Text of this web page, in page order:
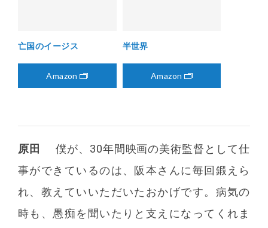
亡国のイージス
Amazon
半世界
Amazon
原田
僕が、30年間映画の美術監督として仕
事ができているのは、阪本さんに毎回鍛えら
れ、教えていいただいたおかげです。病気の
時も、愚痴を聞いたりと支えになってくれま